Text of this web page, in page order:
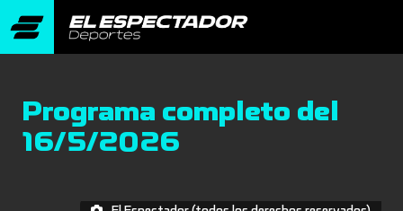
Programa completo del
16/5/2026